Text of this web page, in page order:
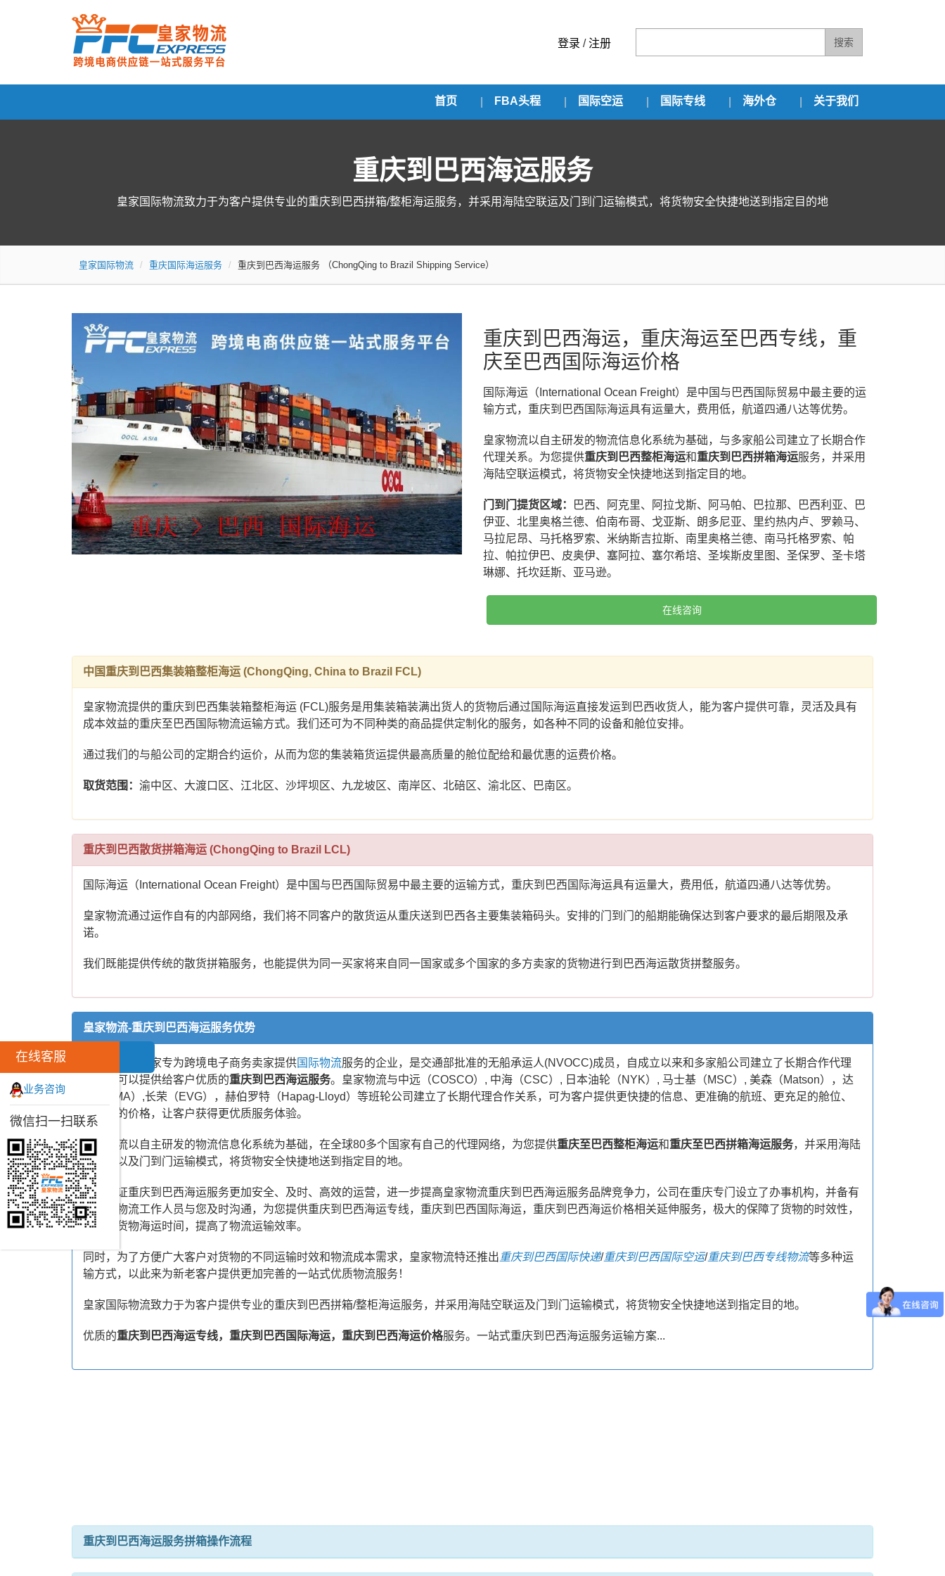
搜索
登录 /注册
首页 FBA头程 国际空运 国际专线 海外仓 关于我们
重庆到巴西海运服务
皇家国际物流致力于为客户提供专业的重庆到巴西拼箱/整柜海运服务，并采用海陆空联运及门到门运输模式，将货物安全快捷地送到指定目的地
皇家国际物流 重庆国际海运服务 重庆到巴西海运服务 （ChongQing to Brazil Shipping Service）
重庆到巴西海运，重庆海运至巴西专线，重
庆至巴西国际海运价格
国际海运（International Ocean Freight）是中国与巴西国际贸易中最主要的运
输方式，重庆到巴西国际海运具有运量大，费用低，航道四通八达等优势。
皇家物流以自主研发的物流信息化系统为基础，与多家船公司建立了长期合作
代理关系。为您提供重庆到巴西整柜海运和重庆到巴西拼箱海运服务，并采用
海陆空联运模式，将货物安全快捷地送到指定目的地。
门到门提货区域：
巴西、阿克里、阿拉戈斯、阿马帕、巴拉那、巴西利亚、巴
伊亚、北里奥格兰德、伯南布哥、戈亚斯、朗多尼亚、里约热内卢、罗赖马、
马拉尼昂、马托格罗索、米纳斯吉拉斯、南里奥格兰德、南马托格罗索、帕
拉、帕拉伊巴、皮奥伊、塞阿拉、塞尔希培、圣埃斯皮里图、圣保罗、圣卡塔
琳娜、托坎廷斯、亚马逊。
在线咨询
中国重庆到巴西集装箱整柜海运 (ChongQing, China to Brazil FCL)
皇家物流提供的重庆到巴西集装箱整柜海运 (FCL)服务是用集装箱装满出货人的货物后通过国际海运直接发运到巴西收货人，能为客户提供可靠，灵活及具有
成本效益的重庆至巴西国际物流运输方式。我们还可为不同种类的商品提供定制化的服务，如各种不同的设备和舱位安排。
通过我们的与船公司的定期合约运价，从而为您的集装箱货运提供最高质量的舱位配给和最优惠的运费价格。
取货范围： 渝中区、大渡口区、江北区、沙坪坝区、九龙坡区、南岸区、北碚区、渝北区、巴南区。
重庆到巴西散货拼箱海运 (ChongQing to Brazil LCL)
国际海运（International Ocean Freight）是中国与巴西国际贸易中最主要的运输方式，重庆到巴西国际海运具有运量大，费用低，航道四通八达等优势。
皇家物流通过运作自有的内部网络，我们将不同客户的散货运从重庆送到巴西各主要集装箱码头。安排的门到门的船期能确保达到客户要求的最后期限及承
诺。
我们既能提供传统的散货拼箱服务，也能提供为同一买家将来自同一国家或多个国家的多方卖家的货物进行到巴西海运散货拼整服务。
皇家物流-重庆到巴西海运服务优势
皇家物流是一家专为跨境电子商务卖家提供国际物流服务的企业，是交通部批准的无船承运人(NVOCC)成员，自成立以来和多家船公司建立了长期合作代理
关系。可以提供给客户优质的重庆到巴西海运服务。皇家物流与中远（COSCO）, 中海（CSC）, 日本油轮（NYK）, 马士基（MSC）, 美森（Matson），达
飞（CMA）,长荣（EVG），赫伯罗特（Hapag-Lloyd）等班轮公司建立了长期代理合作关系，可为客户提供更快捷的信息、更准确的航班、更充足的舱位、
更合理的价格，让客户获得更优质服务体验。
皇家物流以自主研发的物流信息化系统为基础，在全球80多个国家有自己的代理网络，为您提供重庆至巴西整柜海运和重庆至巴西拼箱海运服务，并采用海陆
空联运以及门到门运输模式，将货物安全快捷地送到指定目的地。
为了保证重庆到巴西海运服务更加安全、及时、高效的运营，进一步提高皇家物流重庆到巴西海运服务品牌竞争力，公司在重庆专门设立了办事机构，并备有
专业的物流工作人员与您及时沟通，为您提供重庆到巴西海运专线，重庆到巴西国际海运，重庆到巴西海运价格相关延伸服务，极大的保障了货物的时效性，
缩短了货物海运时间，提高了物流运输效率。
同时，为了方便广大客户对货物的不同运输时效和物流成本需求，皇家物流特还推出重庆到巴西国际快递/重庆到巴西国际空运/重庆到巴西专线物流等多种运
输方式，以此来为新老客户提供更加完善的一站式优质物流服务！
皇家国际物流致力于为客户提供专业的重庆到巴西拼箱/整柜海运服务，并采用海陆空联运及门到门运输模式，将货物安全快捷地送到指定目的地。
优质的重庆到巴西海运专线，重庆到巴西国际海运，重庆到巴西海运价格服务。一站式重庆到巴西海运服务运输方案...
重庆到巴西海运服务拼箱操作流程
在线客服
业务咨询
微信扫一扫联系